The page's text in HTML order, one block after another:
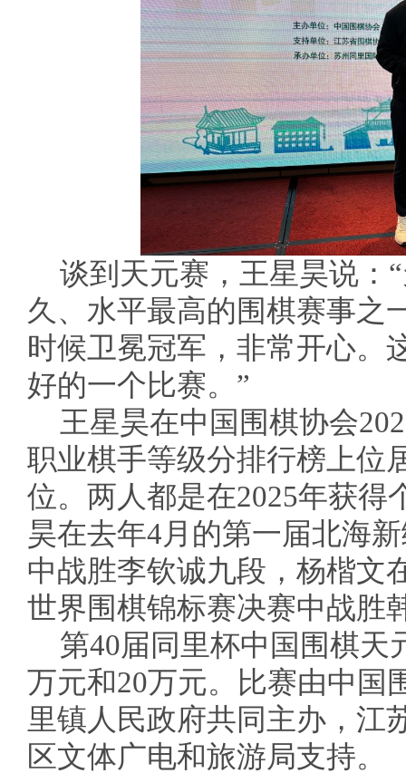
谈到天元赛，王星昊说：
久、水平最高的围棋赛事之
时候卫冕冠军，非常开心。
好的一个比赛。”
王星昊在中国围棋协会
职业棋手等级分排行榜上位
位。两人都是在2025年获得
昊在去年4月的第一届北海
中战胜李钦诚九段，杨楷文
世界围棋锦标赛决赛中战胜
第40届同里杯中国围棋天
万元和20万元。比赛由中国
里镇人民政府共同主办，江
区文体广电和旅游局支持。